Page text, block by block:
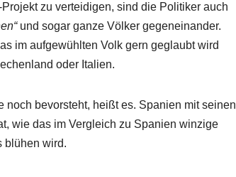
zu verteidigen, sind die Politiker auch
und sogar ganze Völker gegeneinander.
im aufgewühlten Volk gern geglaubt wird
oder Italien.
bevorsteht, heißt es. Spanien mit seinen
wie das im Vergleich zu Spanien winzige
blühen wird.